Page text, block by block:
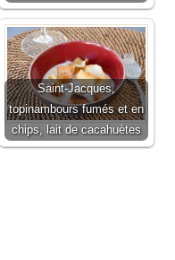
Saint-Jacques,
topinambours fumés et en
chips, lait de cacahuètes